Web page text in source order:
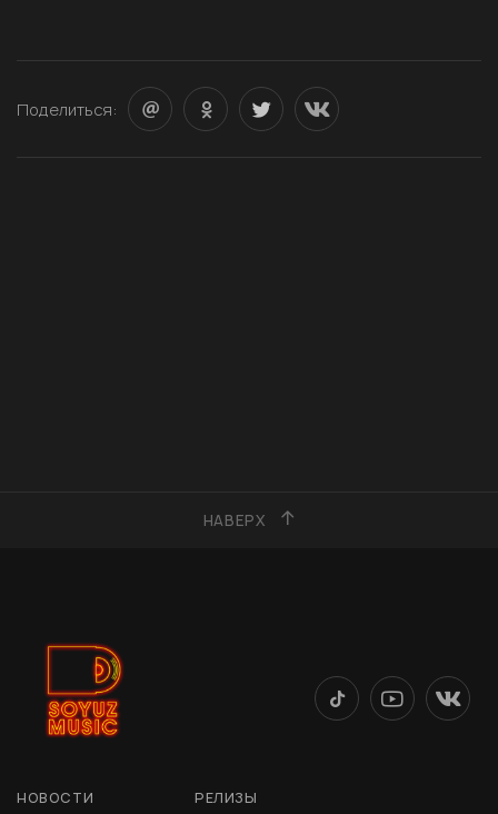
Поделиться:
НАВЕРХ
НОВОСТИ РЕЛИЗЫ